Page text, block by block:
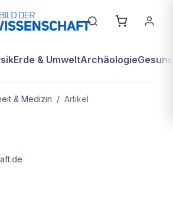
Erde & UmweltArchäologie
& Medizin / Artikel
Grippe